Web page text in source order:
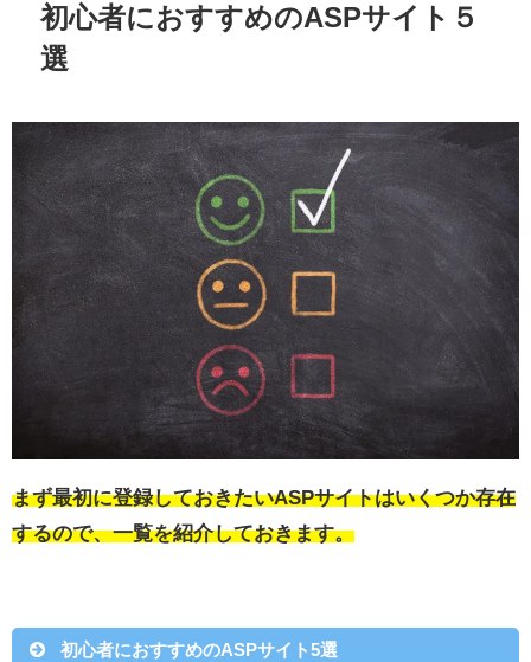
初心者におすすめのASPサイト５
選
まず最初に登録しておきたいASPサイトはいくつか存在
するので、一覧を紹介しておきます。
初心者におすすめのASPサイト5選